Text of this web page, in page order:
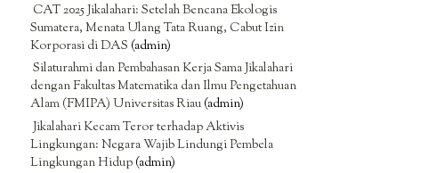
CAT 2025 Jikalahari: Setelah Bencana Ekologis
Sumatera, Menata Ulang Tata Ruang, Cabut Izin
Korporasi di DAS (admin)
Silaturahmi dan Pembahasan Kerja Sama Jikalahari
dengan Fakultas Matematika dan Ilmu Pengetahuan
Alam (FMIPA) Universitas Riau(admin)
Jikalahari Kecam Teror terhadap Aktivis
Lingkungan: Negara Wajib Lindungi Pembela
Lingkungan Hidup(admin)